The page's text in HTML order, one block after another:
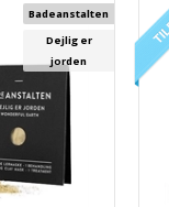
Badeanstalten
Dejlig er
jorden